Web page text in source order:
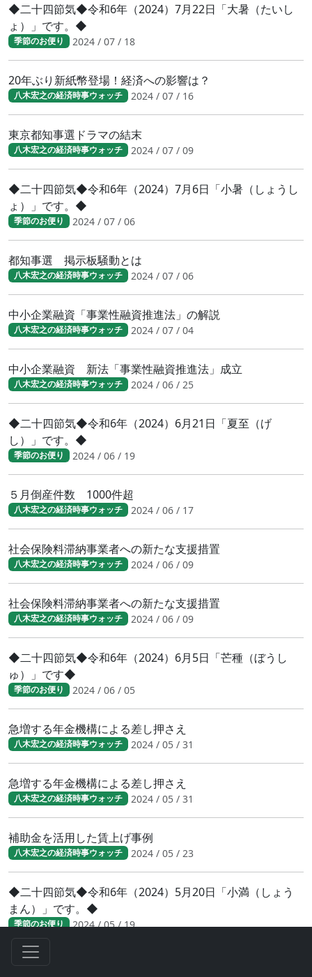
◆二十四節気◆令和6年（2024）7月22日「大暑（たいし
ょ）」です。◆
季節のお便り 2024 / 07 / 18
20年ぶり新紙幣登場！経済への影響は？
八木宏之の経済時事ウォッチ 2024 / 07 / 16
東京都知事選ドラマの結末
八木宏之の経済時事ウォッチ 2024 / 07 / 09
◆二十四節気◆令和6年（2024）7月6日「小暑（しょうし
ょ）」です。◆
季節のお便り 2024 / 07 / 06
都知事選 掲示板騒動とは
八木宏之の経済時事ウォッチ 2024 / 07 / 06
中小企業融資「事業性融資推進法」の解説
八木宏之の経済時事ウォッチ 2024 / 07 / 04
中小企業融資 新法「事業性融資推進法」成立
八木宏之の経済時事ウォッチ 2024 / 06 / 25
◆二十四節気◆令和6年（2024）6月21日「夏至（げ
し）」です。◆
季節のお便り 2024 / 06 / 19
５月倒産件数 1000件超
八木宏之の経済時事ウォッチ 2024 / 06 / 17
社会保険料滞納事業者への新たな支援措置
八木宏之の経済時事ウォッチ 2024 / 06 / 09
社会保険料滞納事業者への新たな支援措置
八木宏之の経済時事ウォッチ 2024 / 06 / 09
◆二十四節気◆令和6年（2024）6月5日「芒種（ぼうし
ゅ）」です◆
季節のお便り 2024 / 06 / 05
急増する年金機構による差し押さえ
八木宏之の経済時事ウォッチ 2024 / 05 / 31
急増する年金機構による差し押さえ
八木宏之の経済時事ウォッチ 2024 / 05 / 31
補助金を活用した賃上げ事例
八木宏之の経済時事ウォッチ 2024 / 05 / 23
◆二十四節気◆令和6年（2024）5月20日「小満（しょう
まん）」です。◆
季節のお便り 2024 / 05 / 19
「人手不足」関連倒産が急増。 「2024年問題」の直撃を受